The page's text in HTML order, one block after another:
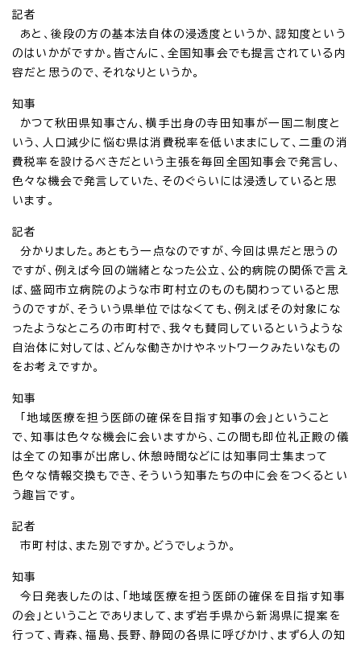
記者
あと、後段の方の基本法自体の浸透度というか、認知度という
のはいかがですか。皆さんに、全国知事会でも提言されている内
容だと思うので、それなりというか。
知事
かつて秋田県知事さん、横手出身の寺田知事が一国二制度と
いう、人口減少に悩む県は消費税率を低いままにして、二重の消
費税率を設けるべきだという主張を毎回全国知事会で発言し、
色々な機会で発言していた、そのぐらいには浸透していると思
います。
記者
分かりました。あともう一点なのですが、今回は県だと思うの
ですが、例えば今回の端緒となった公立、公的病院の関係で言え
ば、盛岡市立病院のような市町村立のものも関わっていると思
うのですが、そういう県単位ではなくても、例えばその対象にな
ったようなところの市町村で、我々も賛同しているというような
自治体に対しては、どんな働きかけやネットワークみたいなもの
をお考えですか。
知事
「地域医療を担う医師の確保を目指す知事の会」ということ
で、知事は色々な機会に会いますから、この間も即位礼正殿の儀
は全ての知事が出席し、休憩時間などには知事同士集まって
色々な情報交換もでき、そういう知事たちの中に会をつくるとい
う趣旨です。
記者
市町村は、また別ですか。どうでしょうか。
知事
今日発表したのは、「地域医療を担う医師の確保を目指す知事
の会」ということでありまして、まず岩手県から新潟県に提案を
行って、青森、福島、長野、静岡の各県に呼びかけ、まず6人の知